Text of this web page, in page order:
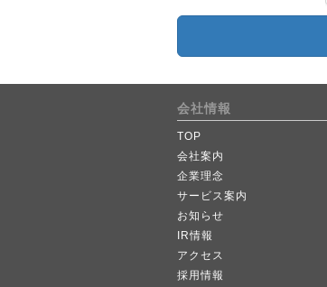
会社情報
TOP
会社案内
企業理念
サービス案内
お知らせ
IR情報
アクセス
採用情報